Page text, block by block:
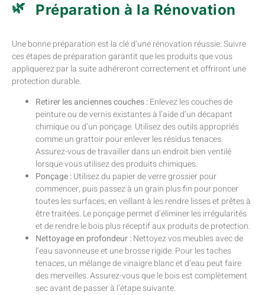
Préparation à la Rénovation
Une bonne préparation est la clé d’une rénovation réussie. Suivre
ces étapes de préparation garantit que les produits que vous
appliquerez par la suite adhéreront correctement et offriront une
protection durable.
Retirer les anciennes couches :Enlevez les couches de
peinture ou de vernis existantes à l’aide d’un décapant
chimique ou d’un ponçage. Utilisez des outils appropriés
comme un grattoir pour enlever les résidus tenaces.
Assurez-vous de travailler dans un endroit bien ventilé
lorsque vous utilisez des produits chimiques.
Ponçage :Utilisez du papier de verre grossier pour
commencer, puis passez à un grain plus fin pour poncer
toutes les surfaces, en veillant à les rendre lisses et prêtes à
être traitées. Le ponçage permet d’éliminer les irrégularités
et de rendre le bois plus réceptif aux produits de protection.
Nettoyage en profondeur :Nettoyez vos meubles avec de
l’eau savonneuse et une brosse rigide. Pour les taches
tenaces, un mélange de vinaigre blanc et d’eau peut faire
des merveilles. Assurez-vous que le bois est complètement
sec avant de passer à l’étape suivante.